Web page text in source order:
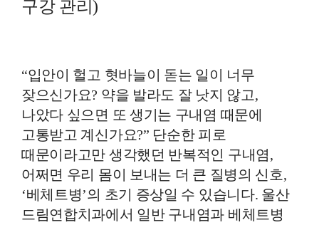
구강 관리)
“입안이 헐고 혓바늘이 돋는 일이 너무
잦으신가요? 약을 발라도 잘 낫지 않고,
나았다 싶으면 또 생기는 구내염 때문에
고통받고 계신가요?” 단순한 피로
때문이라고만 생각했던 반복적인 구내염,
어쩌면 우리 몸이 보내는 더 큰 질병의 신호,
‘베체트병’의 초기 증상일 수 있습니다. 울산
드림연합치과에서 일반 구내염과 베체트병